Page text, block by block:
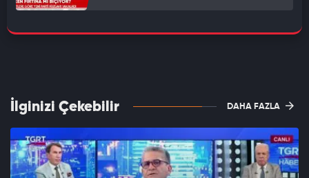
İlginizi Çekebilir DAHA FAZLA